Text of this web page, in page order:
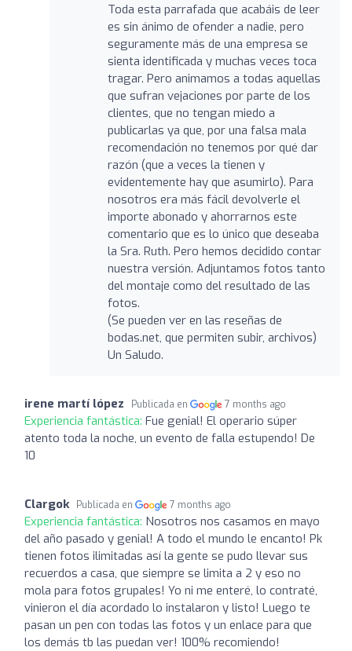
Toda esta parrafada que acabáis de leer
es sin ánimo de ofender a nadie, pero
seguramente más de una empresa se
sienta identificada y muchas veces toca
tragar. Pero animamos a todas aquellas
que sufran vejaciones por parte de los
clientes, que no tengan miedo a
publicarlas ya que, por una falsa mala
recomendación no tenemos por qué dar
razón (que a veces la tienen y
evidentemente hay que asumirlo). Para
nosotros era más fácil devolverle el
importe abonado y ahorrarnos este
comentario que es lo único que deseaba
la Sra. Ruth. Pero hemos decidido contar
nuestra versión. Adjuntamos fotos tanto
del montaje como del resultado de las
fotos.
(Se pueden ver en las reseñas de
bodas.net, que permiten subir, archivos)
Un Saludo.
irene martí lópez Publicada en 7 months ago
Experiencia fantástica: Fue genial! El operario súper
atento toda la noche, un evento de falla estupendo! De
10
Clargok Publicada en 7 months ago
Experiencia fantástica: Nosotros nos casamos en mayo
del año pasado y genial! A todo el mundo le encanto! Pk
tienen fotos ilimitadas así la gente se pudo llevar sus
recuerdos a casa, que siempre se limita a 2 y eso no
mola para fotos grupales! Yo ni me enteré, lo contraté,
vinieron el día acordado lo instalaron y listo! Luego te
pasan un pen con todas las fotos y un enlace para que
los demás tb las puedan ver! 100% recomiendo!